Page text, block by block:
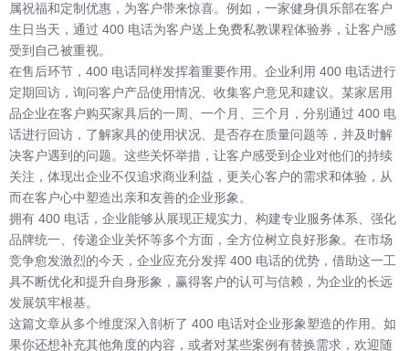
属祝福和定制优惠，为客户带来惊喜。例如，一家健身俱乐部在客户
生日当天，通过 400 电话为客户送上免费私教课程体验券，让客户感
受到自己被重视。
在售后环节，400 电话同样发挥着重要作用。企业利用 400 电话进行
定期回访，询问客户产品使用情况、收集客户意见和建议。某家居用
品企业在客户购买家具后的一周、一个月、三个月，分别通过 400 电
话进行回访，了解家具的使用状况、是否存在质量问题等，并及时解
决客户遇到的问题。这些关怀举措，让客户感受到企业对他们的持续
关注，体现出企业不仅追求商业利益，更关心客户的需求和体验，从
而在客户心中塑造出亲和友善的企业形象。
拥有 400 电话，企业能够从展现正规实力、构建专业服务体系、强化
品牌统一、传递企业关怀等多个方面，全方位树立良好形象。在市场
竞争愈发激烈的今天，企业应充分发挥 400 电话的优势，借助这一工
具不断优化和提升自身形象，赢得客户的认可与信赖，为企业的长远
发展筑牢根基。
这篇文章从多个维度深入剖析了 400 电话对企业形象塑造的作用。如
果你还想补充其他角度的内容，或者对某些案例有替换需求，欢迎随